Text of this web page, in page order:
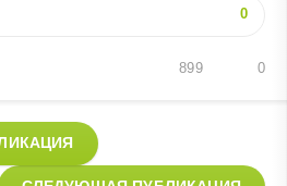
0
0
899